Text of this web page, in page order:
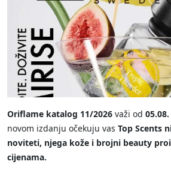
Oriflame katalog 11/2026 važi od
novom izdanju očekuju vas Top Scents
noviteti, njega kože i brojni beauty
cijenama.